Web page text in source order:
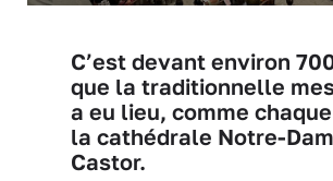
C’est devant environ
que la traditionnelle
a eu lieu, comme
la cathédrale Notre-
Castor.